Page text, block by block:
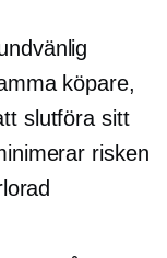
köpare,
slutföra sitt
risken